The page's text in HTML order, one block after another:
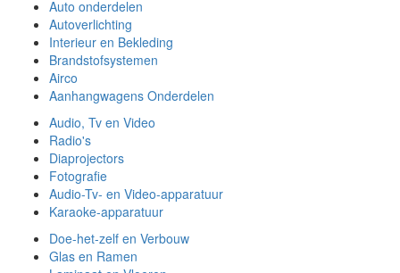
Auto onderdelen
Autoverlichting
Interieur en Bekleding
Brandstofsystemen
Airco
Aanhangwagens Onderdelen
Audio, Tv en Video
Radio's
Diaprojectors
Fotografie
Audio-Tv- en Video-apparatuur
Karaoke-apparatuur
Doe-het-zelf en Verbouw
Glas en Ramen